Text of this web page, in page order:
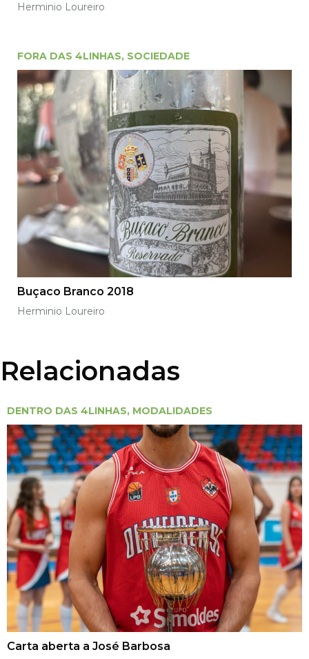
Herminio Loureiro
FORA DAS 4LINHAS, SOCIEDADE
Buçaco Branco 2018
Herminio Loureiro
Relacionadas
DENTRO DAS 4LINHAS, MODALIDADES
Carta aberta a José Barbosa